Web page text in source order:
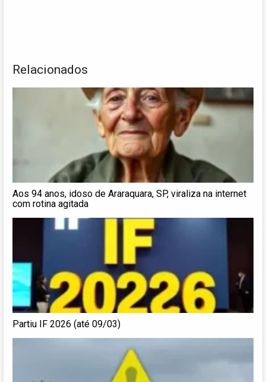
Relacionados
Aos 94 anos, idoso de Araraquara, SP, viraliza na internet
com rotina agitada
Partiu IF 2026 (até 09/03)